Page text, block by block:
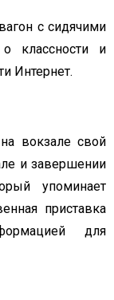
с сидячими
классности и
Интернет.
вокзале свой
и завершении
упоминает
приставка
для